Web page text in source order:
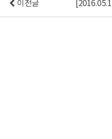
이전글